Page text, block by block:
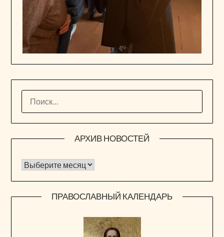
АРХИВ НОВОСТЕЙ
Архив новостей
ПРАВОСЛАВНЫЙ КАЛЕНДАРЬ